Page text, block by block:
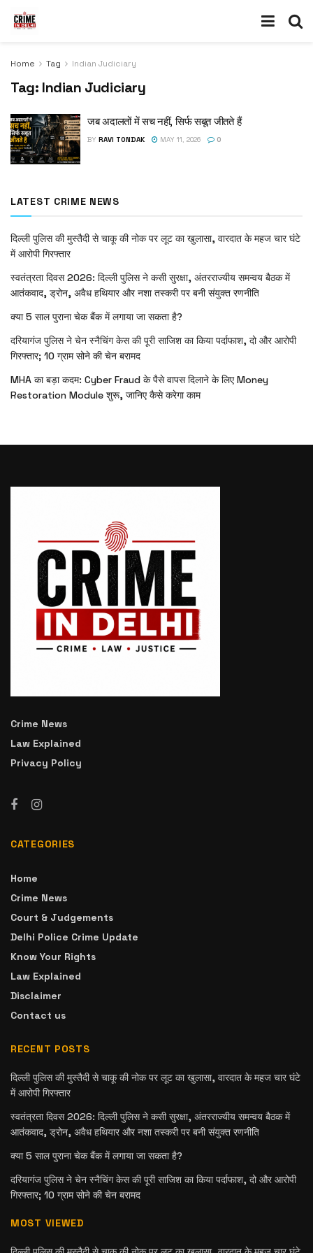
Home Tag Indian Judiciary
Tag: Indian Judiciary
जब अदालतों में सच नहीं, सिर्फ सबूत जीतते हैं
BY RAVI TONDAK MAY 11, 2026 0
LATEST CRIME NEWS
दिल्ली पुलिस की मुस्तैदी से चाकू की नोक पर लूट का खुलासा, वारदात के महज चार घंटे
में आरोपी गिरफ्तार
स्वतंत्रता दिवस 2026: दिल्ली पुलिस ने कसी सुरक्षा, अंतरराज्यीय समन्वय बैठक में
आतंकवाद, ड्रोन, अवैध हथियार और नशा तस्करी पर बनी संयुक्त रणनीति
क्या 5 साल पुराना चेक बैंक में लगाया जा सकता है?
दरियागंज पुलिस ने चेन स्नैचिंग केस की पूरी साजिश का किया पर्दाफाश, दो और आरोपी
गिरफ्तार; 10 ग्राम सोने की चेन बरामद
MHA का बड़ा कदम: Cyber Fraud के पैसे वापस दिलाने के लिए Money
Restoration Module शुरू, जानिए कैसे करेगा काम
Crime News
Law Explained
Privacy Policy
CATEGORIES
Home
Crime News
Court & Judgements
Delhi Police Crime Update
Know Your Rights
Law Explained
Disclaimer
Contact us
RECENT POSTS
दिल्ली पुलिस की मुस्तैदी से चाकू की नोक पर लूट का खुलासा, वारदात के महज चार घंटे
में आरोपी गिरफ्तार
स्वतंत्रता दिवस 2026: दिल्ली पुलिस ने कसी सुरक्षा, अंतरराज्यीय समन्वय बैठक में
आतंकवाद, ड्रोन, अवैध हथियार और नशा तस्करी पर बनी संयुक्त रणनीति
क्या 5 साल पुराना चेक बैंक में लगाया जा सकता है?
दरियागंज पुलिस ने चेन स्नैचिंग केस की पूरी साजिश का किया पर्दाफाश, दो और आरोपी
गिरफ्तार; 10 ग्राम सोने की चेन बरामद
MOST VIEWED